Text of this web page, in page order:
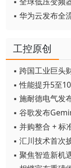
▪ 华为云发布全
工控原创
▪ 跨国工业巨头
▪ 并购整合 + 标